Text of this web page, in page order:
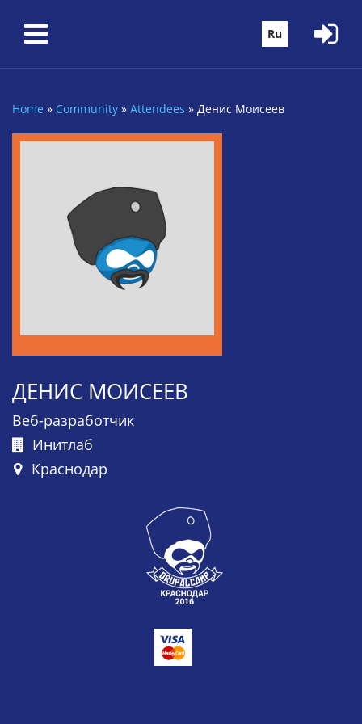
Ru
You are here
Home » Community » Attendees » Денис Моисеев
ДЕНИС МОИСЕЕВ
Веб-разработчик
Инитлаб
Краснодар